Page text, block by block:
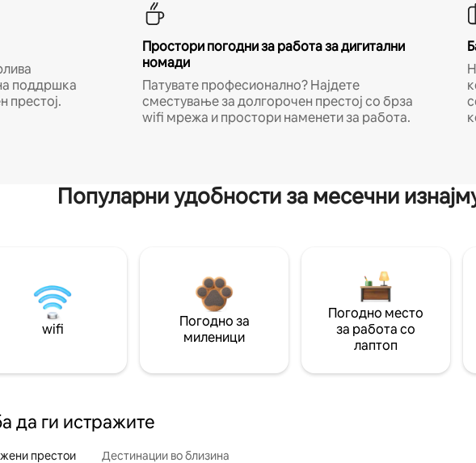
поддршка
престој.
Простори погодни за работа за дигитални
номади
Патувате професионално? Најдете
сместување за долгорочен престој со брза
wifi мрежа и простори наменети за работа.
Популарни удобности за месечни
wifi
Погодно за
миленици
Погодно место
за работа со
лаптоп
да ги истражите
престои Дестинации во близина